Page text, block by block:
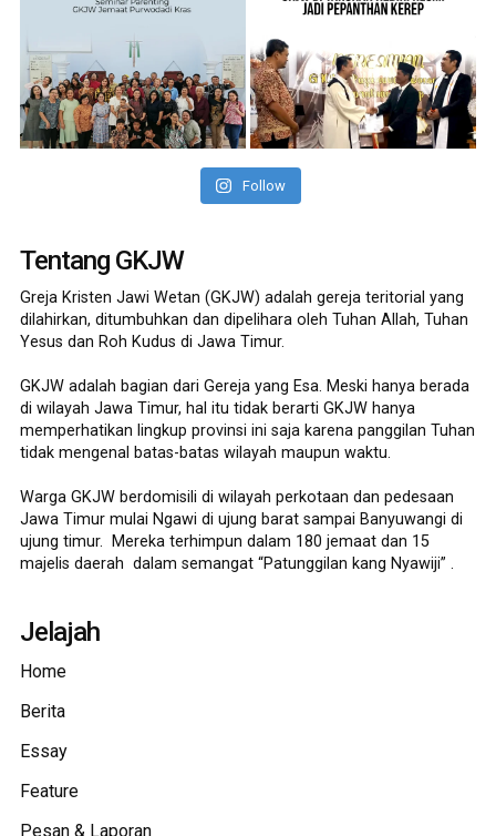
Follow
Tentang GKJW
Greja Kristen Jawi Wetan (GKJW) adalah gereja teritorial yang
dilahirkan, ditumbuhkan dan dipelihara oleh Tuhan Allah, Tuhan
Yesus dan Roh Kudus di Jawa Timur.
GKJW adalah bagian dari Gereja yang Esa. Meski hanya berada
di wilayah Jawa Timur, hal itu tidak berarti GKJW hanya
memperhatikan lingkup provinsi ini saja karena panggilan Tuhan
tidak mengenal batas-batas wilayah maupun waktu.
Warga GKJW berdomisili di wilayah perkotaan dan pedesaan
Jawa Timur mulai Ngawi di ujung barat sampai Banyuwangi di
ujung timur. Mereka terhimpun dalam 180 jemaat dan 15
majelis daerah dalam semangat “Patunggilan kang Nyawiji” .
Jelajah
Home
Berita
Essay
Feature
Pesan & Laporan